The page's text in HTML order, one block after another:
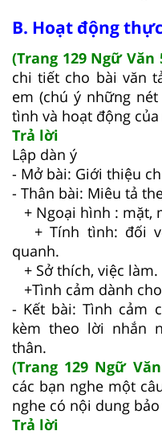
B. Hoạt động
(Trang 129 Ngữ Văn
chi tiết cho bài văn
em (chú ý những
tình và hoạt động
Trả lời
Lập dàn ý
- Mở bài: Giới thiệu
- Thân bài: Miêu tả
+ Ngoại hình : mặt,
+ Tính tình: đối
quanh.
+ Sở thích, việc làm.
+Tình cảm dành
- Kết bài: Tình cảm
kèm theo lời nhắn
thân.
(Trang 129 Ngữ
các bạn nghe một
nghe có nội dung
Trả lời